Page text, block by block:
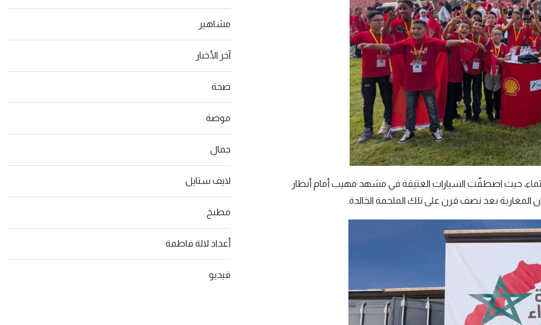
حيث اصطفّت السيارات العتيقة في مشهد مهيب أمام أنظار
المغاربة بعد نصف قرن على تلك الملحمة الخالدة.
مشاهير
آخر الأخبار
صحة
موضة
جمال
لايف ستايل
مطبخ
أعداد لالة فاطمة
فيديو